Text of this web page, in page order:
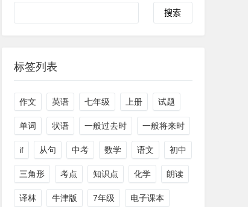
标签列表
作文 英语 七年级 上册 试题
单词 状语 一般过去时 一般将来时
if 从句 中考 数学 语文 初中
三角形 考点 知识点 化学 朗读
译林 牛津版 7年级 电子课本